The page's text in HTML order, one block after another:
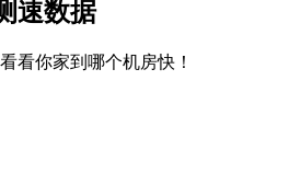
速数据
看你家到哪个机房快！